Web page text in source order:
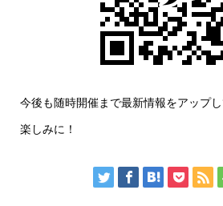
今後も随時開催まで最新情報をアップ
楽しみに！